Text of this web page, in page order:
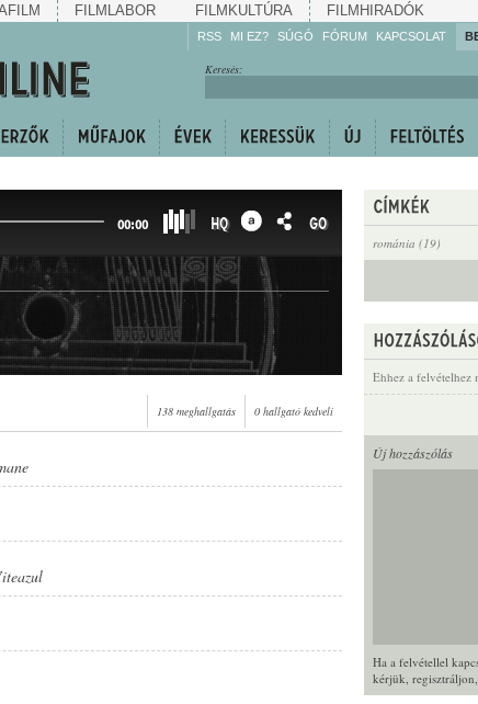
FILMLABOR FILMKULTÚRA FILMHIRADÓK
RSS MI EZ? SÚGÓ
Gyarapítsa!
FÓRUM KAPCSOLAT
Keresés:
románia (19)
Ehhez a felvételhez
Új hozzászólás
Ha a felvétellel
kérjük, regisztráljon
00:00 HQ GO
138 meghallgatás 0 hallgató kedveli